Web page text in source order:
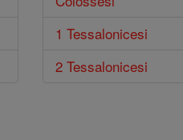
1 Tessalonicesi
2 Tessalonicesi